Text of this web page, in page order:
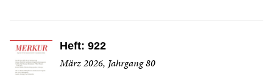
Heft: 922
März 2026, Jahrgang 80